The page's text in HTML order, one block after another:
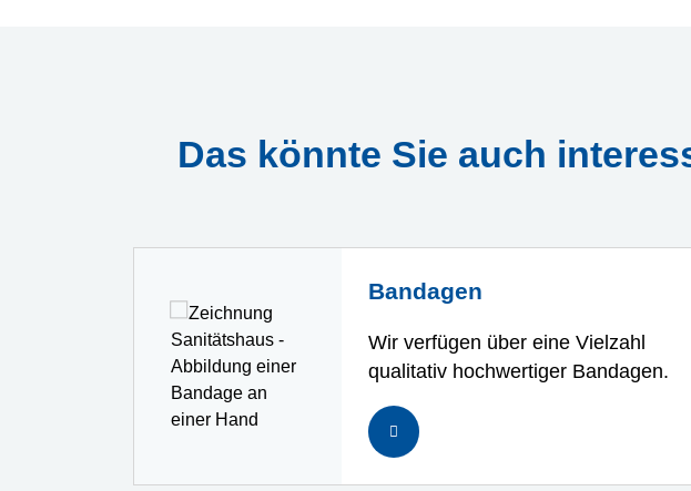
Das könnte Sie auch
Bandagen
Wir verfügen über eine Vielzahl
qualitativ hochwertiger Bandagen.